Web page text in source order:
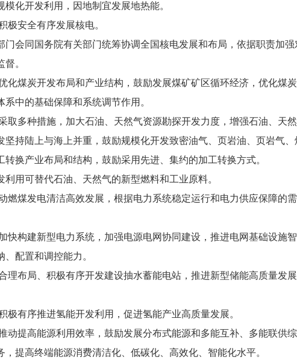
化开发利用，因地制宜发展地热能。
极安全有序发展核电。
同国务院有关部门统筹协调全国核电发展和布局，依据职责加强
。
化煤炭开发布局和产业结构，鼓励发展煤矿矿区循环经济，优化煤
中的基础保障和系统调节作用。
取多种措施，加大石油、天然气资源勘探开发力度，增强石油、天
陆上与海上并重，鼓励规模化开发致密油气、页岩油、页岩气、
产业布局和结构，鼓励采用先进、集约的加工转换方式。
可替代石油、天然气的新型燃料和工业原料。
燃煤发电清洁高效发展，根据电力系统稳定运行和电力供应保障的
快构建新型电力系统，加强电源电网协同建设，推进电网基础设施
配置和调控能力。
理布局、积极有序开发建设抽水蓄能电站，推进新型储能高质量发
极有序推进氢能开发利用，促进氢能产业高质量发展。
动提高能源利用效率，鼓励发展分布式能源和多能互补、多能联供
，提高终端能源消费清洁化、低碳化、高效化、智能化水平。